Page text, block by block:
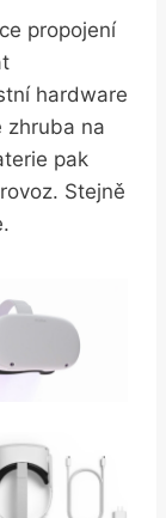
propojení
hardware
zhruba na
pak
Stejně